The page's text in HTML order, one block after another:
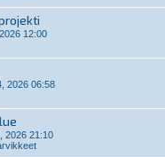
12:00
2026 06:58
2026 21:10